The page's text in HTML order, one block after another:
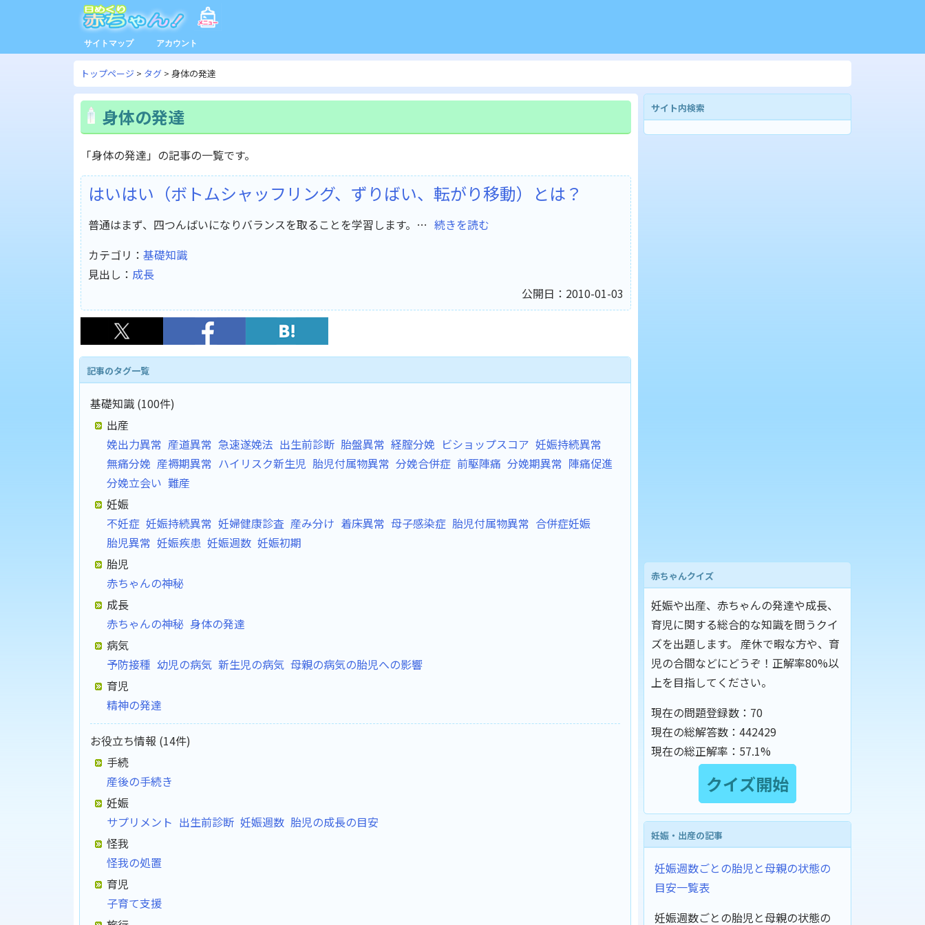
サイトマップ アカウント
トップページ タグ 身体の発達
身体の発達
「身体の発達」の記事の一覧です。
はいはい（ボトムシャッフリング、ずりばい、転がり移動）とは？
普通はまず、四つんばいになりバランスを取ることを学習します。… 続きを読む
カテゴリ： 基礎知識
見出し： 成長
公開日：2010-01-03
記事のタグ一覧
基礎知識 (100件)
出産
娩出力異常 産道異常 急速遂娩法 出生前診断 胎盤異常 経腟分娩 ビショップスコア 妊娠持続異常
無痛分娩 産褥期異常 ハイリスク新生児 胎児付属物異常 分娩合併症 前駆陣痛 分娩期異常 陣痛促進
分娩立会い 難産
妊娠
不妊症 妊娠持続異常 妊婦健康診査 産み分け 着床異常 母子感染症 胎児付属物異常 合併症妊娠
胎児異常 妊娠疾患 妊娠週数 妊娠初期
胎児
赤ちゃんの神秘
成長
赤ちゃんの神秘 身体の発達
病気
予防接種 幼児の病気 新生児の病気 母親の病気の胎児への影響
育児
精神の発達
お役立ち情報 (14件)
手続
産後の手続き
妊娠
サプリメント 出生前診断 妊娠週数 胎児の成長の目安
怪我
怪我の処置
育児
子育て支援
サイト内検索
赤ちゃんクイズ
妊娠や出産、赤ちゃんの発達や成長、
育児に関する総合的な知識を問うクイ
ズを出題します。 産休で暇な方や、育
児の合間などにどうぞ！正解率80%以
上を目指してください。
現在の問題登録数： 70
現在の総解答数： 442429
現在の総正解率： 57.1%
妊娠・出産の記事
妊娠週数ごとの胎児と母親の状態の
目安一覧表
妊娠週数ごとの胎児と母親の状態の